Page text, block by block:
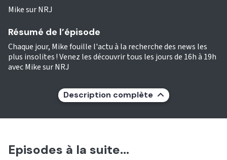
Mike sur NRJ
Résumé de l’épisode
Chaque jour, Mike fouille l'actu à la recherche des news les
plus insolites ! Venez les découvrir tous les jours de 16h à 19h
avec Mike sur NRJ
Description complète
Episodes à la suite...